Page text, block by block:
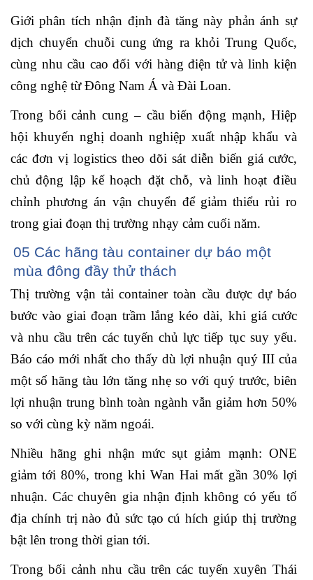
Giới phân tích nhận định đà tăng này phản ánh sự
dịch chuyển chuỗi cung ứng ra khỏi Trung Quốc,
cùng nhu cầu cao đối với hàng điện tử và linh kiện
công nghệ từ Đông Nam Á và Đài Loan.
Trong bối cảnh cung – cầu biến động mạnh, Hiệp
hội khuyến nghị doanh nghiệp xuất nhập khẩu và
các đơn vị logistics theo dõi sát diễn biến giá cước,
chủ động lập kế hoạch đặt chỗ, và linh hoạt điều
chỉnh phương án vận chuyển để giảm thiểu rủi ro
trong giai đoạn thị trường nhạy cảm cuối năm.
05 Các hãng tàu container dự báo một
mùa đông đầy thử thách
Thị trường vận tải container toàn cầu được dự báo
bước vào giai đoạn trầm lắng kéo dài, khi giá cước
và nhu cầu trên các tuyến chủ lực tiếp tục suy yếu.
Báo cáo mới nhất cho thấy dù lợi nhuận quý III của
một số hãng tàu lớn tăng nhẹ so với quý trước, biên
lợi nhuận trung bình toàn ngành vẫn giảm hơn 50%
so với cùng kỳ năm ngoái.
Nhiều hãng ghi nhận mức sụt giảm mạnh: ONE
giảm tới 80%, trong khi Wan Hai mất gần 30% lợi
nhuận. Các chuyên gia nhận định không có yếu tố
địa chính trị nào đủ sức tạo cú hích giúp thị trường
bật lên trong thời gian tới.
Trong bối cảnh nhu cầu trên các tuyến xuyên Thái